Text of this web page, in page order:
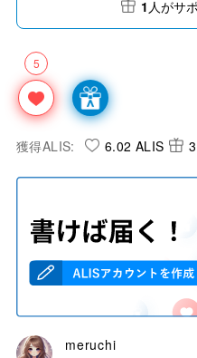
5
1 人がサ
獲得ALIS: 6.02 ALIS
meruchi